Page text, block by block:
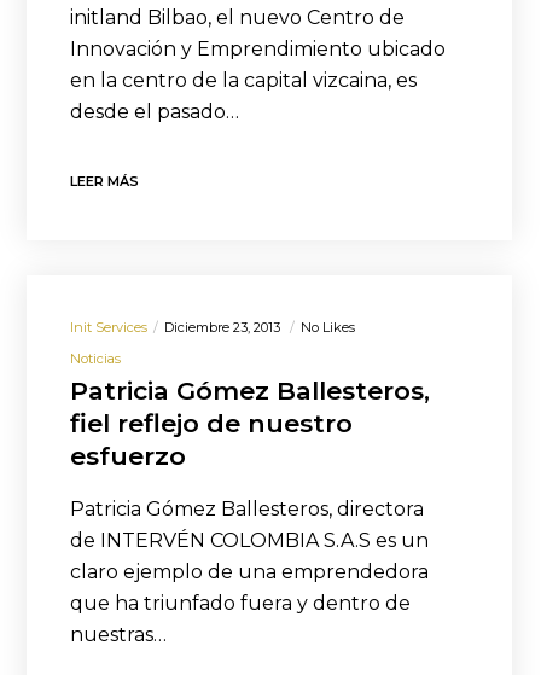
initland Bilbao, el nuevo Centro de
Innovación y Emprendimiento ubicado
en la centro de la capital vizcaina, es
desde el pasado…
LEER MÁS
Init Services Diciembre 23, 2013
No Likes
Noticias
Patricia Gómez Ballesteros,
fiel reflejo de nuestro
esfuerzo
Patricia Gómez Ballesteros, directora
de INTERVÉN COLOMBIA S.A.S es un
claro ejemplo de una emprendedora
que ha triunfado fuera y dentro de
nuestras…